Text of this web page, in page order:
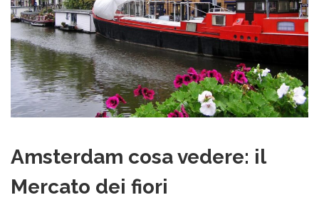
Amsterdam cosa vedere: il
Mercato dei fiori